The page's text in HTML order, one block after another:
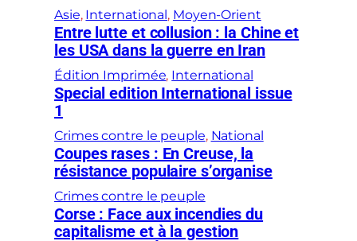
Asie, International, Moyen-Orient
Entre lutte et collusion : la Chine et
les USA dans la guerre en Iran
Édition Imprimée, International
Special edition International issue
1
Crimes contre le peuple, National
Coupes rases : En Creuse, la
résistance populaire s’organise
Crimes contre le peuple
Corse : Face aux incendies du
capitalisme et à la gestion